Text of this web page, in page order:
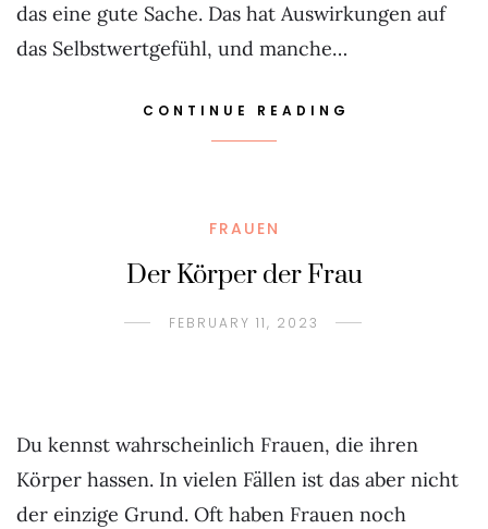
das eine gute Sache. Das hat Auswirkungen auf
das Selbstwertgefühl, und manche…
CONTINUE READING
FRAUEN
Der Körper der Frau
FEBRUARY 11, 2023
Du kennst wahrscheinlich Frauen, die ihren
Körper hassen. In vielen Fällen ist das aber nicht
der einzige Grund. Oft haben Frauen noch